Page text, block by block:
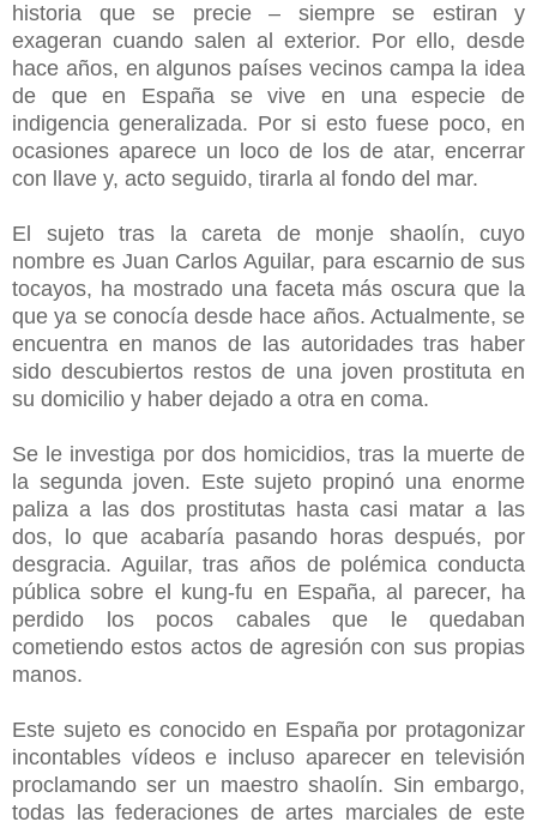
historia que se precie – siempre se estiran y
exageran cuando salen al exterior. Por ello, desde
hace años, en algunos países vecinos campa la idea
de que en España se vive en una especie de
indigencia generalizada. Por si esto fuese poco, en
ocasiones aparece un loco de los de atar, encerrar
con llave y, acto seguido, tirarla al fondo del mar.
El sujeto tras la careta de monje shaolín, cuyo
nombre es Juan Carlos Aguilar, para escarnio de sus
tocayos, ha mostrado una faceta más oscura que la
que ya se conocía desde hace años. Actualmente, se
encuentra en manos de las autoridades tras haber
sido descubiertos restos de una joven prostituta en
su domicilio y haber dejado a otra en coma.
Se le investiga por dos homicidios, tras la muerte de
la segunda joven. Este sujeto propinó una enorme
paliza a las dos prostitutas hasta casi matar a las
dos, lo que acabaría pasando horas después, por
desgracia. Aguilar, tras años de polémica conducta
pública sobre el kung-fu en España, al parecer, ha
perdido los pocos cabales que le quedaban
cometiendo estos actos de agresión con sus propias
manos.
Este sujeto es conocido en España por protagonizar
incontables vídeos e incluso aparecer en televisión
proclamando ser un maestro shaolín. Sin embargo,
todas las federaciones de artes marciales de este